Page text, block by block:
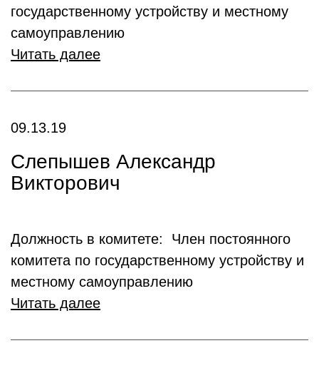
государственному устройству и местному
самоуправлению
Читать далее
09.13.19
Слепышев Александр
Викторович
Должность в комитете: Член постоянного
комитета по государственному устройству и
местному самоуправлению
Читать далее